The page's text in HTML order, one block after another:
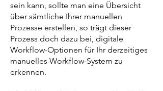
sein kann, sollte man eine Übersicht
über sämtliche Ihrer manuellen
Prozesse erstellen, so trägt dieser
Prozess doch dazu bei, digitale
Workflow-Optionen für Ihr derzeitiges
manuelles Workflow-System zu
erkennen.